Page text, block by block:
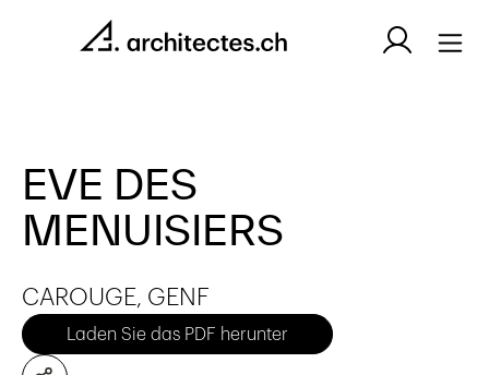
EVE DES
MENUISIERS
CAROUGE, GENF
Laden Sie das PDF herunter